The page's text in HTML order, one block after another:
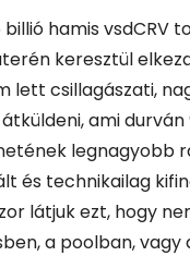
hamis vsdCRV
keresztül
lett csillagászati,
ami durván
legnagyobb
és technikailag
látjuk ezt, hogy
a poolban, vagy